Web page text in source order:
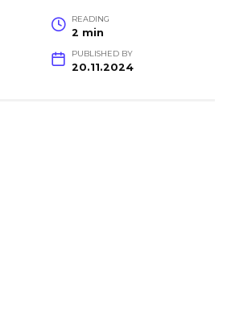
READING
2 min
PUBLISHED BY
20.11.2024